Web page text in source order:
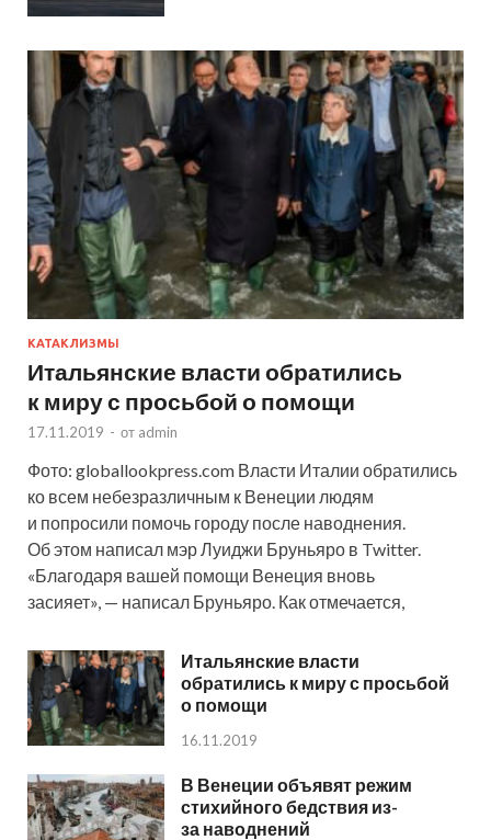
КАТАКЛИЗМЫ
Итальянские власти обратились
к миру с просьбой о помощи
17.11.2019 - от admin
Фото: globallookpress.com Власти Италии обратились
ко всем небезразличным к Венеции людям
и попросили помочь городу после наводнения.
Об этом написал мэр Луиджи Бруньяро в Twitter.
«Благодаря вашей помощи Венеция вновь
засияет», — написал Бруньяро. Как отмечается,
Итальянские власти
обратились к миру с просьбой
о помощи
16.11.2019
В Венеции объявят режим
стихийного бедствия из-
за наводнений